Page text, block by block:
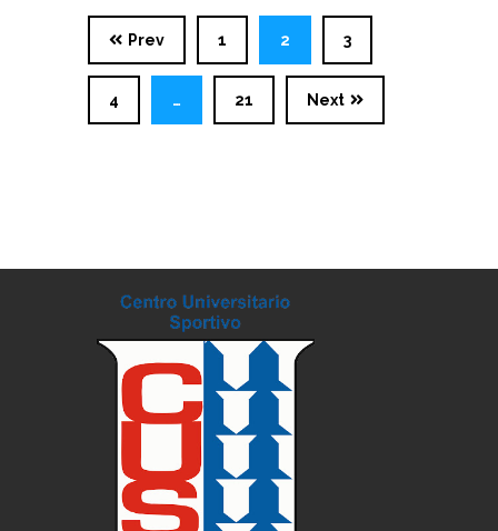
Prev 1 2 3
4 … 21 Next